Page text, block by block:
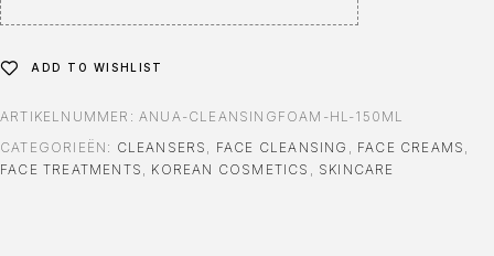
ADD TO WISHLIST
ARTIKELNUMMER: ANUA-CLEANSINGFOAM-HL-150ML
CATEGORIEËN: CLEANSERS , FACE CLEANSING , FACE CREAMS ,
FACE TREATMENTS , KOREAN COSMETICS , SKINCARE